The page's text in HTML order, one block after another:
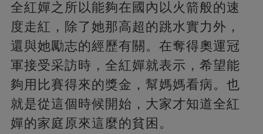
全紅嬋之所以能夠在國內以火箭般的速
度走紅，除了她那高超的跳水實力外，
還與她勵志的經歷有關。在奪得奧運冠
軍接受采訪時，全紅嬋就表示，希望能
夠用比賽得來的獎金，幫媽媽看病。也
就是從這個時候開始，大家才知道全紅
嬋的家庭原來這麼的貧困。